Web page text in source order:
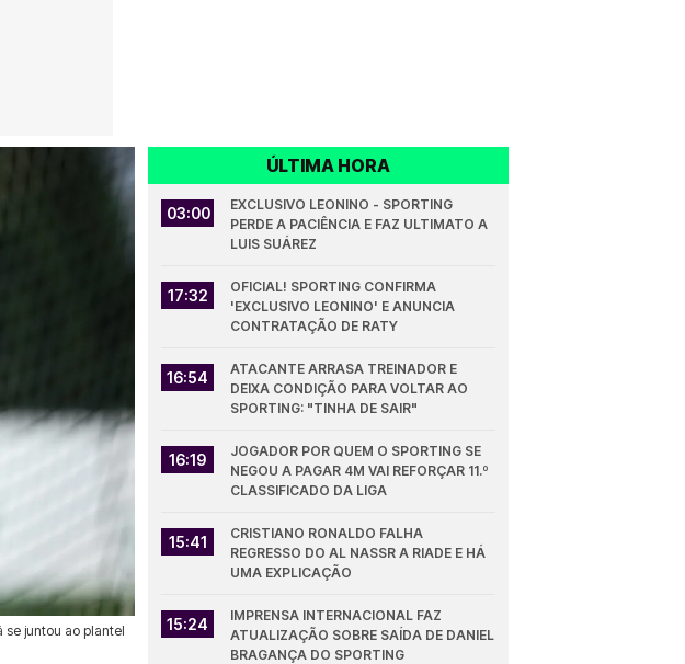
se juntou ao plantel
ÚLTIMA HORA
03:00
EXCLUSIVO LEONINO - SPORTING
PERDE A PACIÊNCIA E FAZ ULTIMATO A
LUIS SUÁREZ
17:32
OFICIAL! SPORTING CONFIRMA
'EXCLUSIVO LEONINO' E ANUNCIA
CONTRATAÇÃO DE RATY
16:54
ATACANTE ARRASA TREINADOR E
DEIXA CONDIÇÃO PARA VOLTAR AO
SPORTING: "TINHA DE SAIR"
16:19
JOGADOR POR QUEM O SPORTING SE
NEGOU A PAGAR 4M VAI REFORÇAR 11.º
CLASSIFICADO DA LIGA
15:41
CRISTIANO RONALDO FALHA
REGRESSO DO AL NASSR A RIADE E HÁ
UMA EXPLICAÇÃO
15:24
IMPRENSA INTERNACIONAL FAZ
ATUALIZAÇÃO SOBRE SAÍDA DE DANIEL
BRAGANÇA DO SPORTING